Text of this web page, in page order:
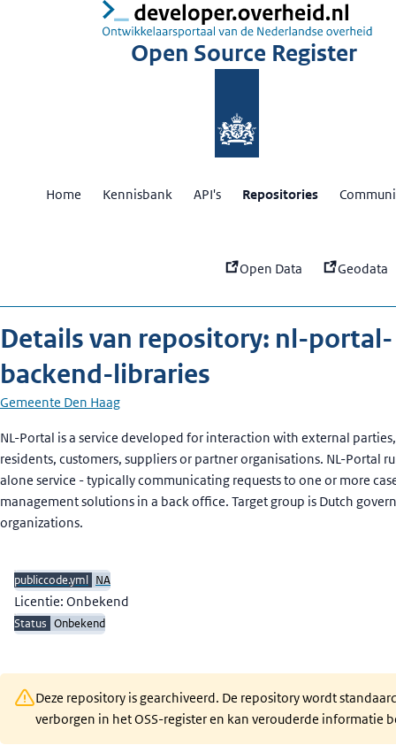
Open Source Register:
Home Kennisbank API's Repositories
Open Data Geodata
Details van repository: nl-portal-
backend-libraries
Gemeente Den Haag
Beschrijving
NL-Portal is a service developed for interaction with external parties,
residents, customers, suppliers or partner organisations. NL-Portal
alone service - typically communicating requests to one or more
management solutions in a back office. Target group is Dutch
organizations.
publiccode.yml NA
Licentie: Onbekend
Status Onbekend
Deze repository is gearchiveerd. De repository wordt
verborgen in het OSS-register en kan verouderde informatie